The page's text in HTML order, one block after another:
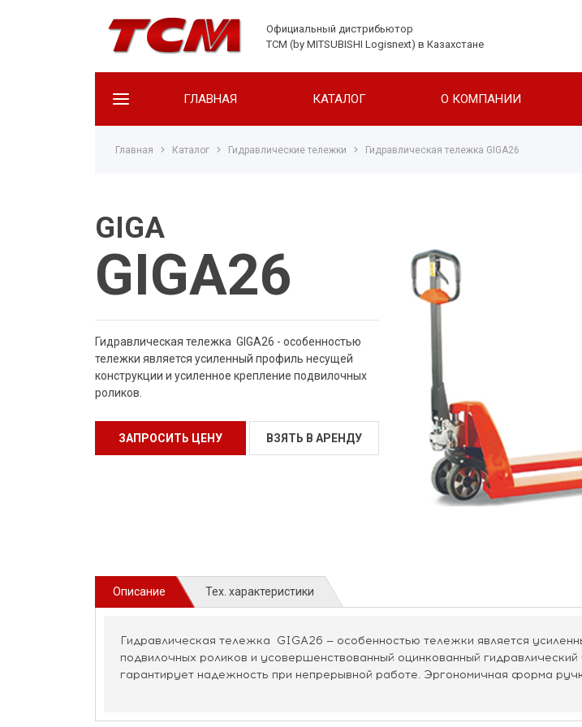
Официальный дистрибьютор
TCM (by MITSUBISHI Logisnext) в Казахстане
ГЛАВНАЯ КАТАЛОГ О КОМПАНИИ
Главная Каталог Гидравлические тележки Гидравлическая тележка GIGA26
GIGA
GIGA26
Гидравлическая тележка GIGA26 - особенностью
тележки является усиленный профиль несущей
конструкции и усиленное крепление подвилочных
роликов.
ЗАПРОСИТЬ ЦЕНУ ВЗЯТЬ В АРЕНДУ
Описание Тех. характеристики
Гидравлическая тележка GIGA26 — особенностью тележки является
подвилочных роликов и усовершенствованный оцинкованный
гарантирует надежность при непрерывной работе. Эргономичная форма